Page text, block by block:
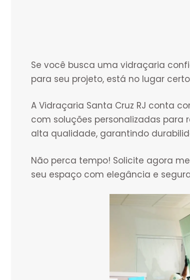
Se você busca uma vidraçaria
para seu projeto, está no lugar
A Vidraçaria Santa Cruz RJ conta
com soluções personalizadas para
alta qualidade, garantindo
Não perca tempo! Solicite agora
seu espaço com elegância e